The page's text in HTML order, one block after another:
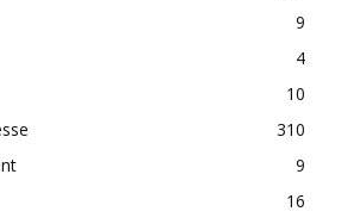
9
4
10
310
9
16